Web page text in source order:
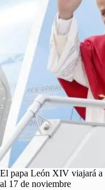
El papa León XIV viajará
al 17 de noviembre